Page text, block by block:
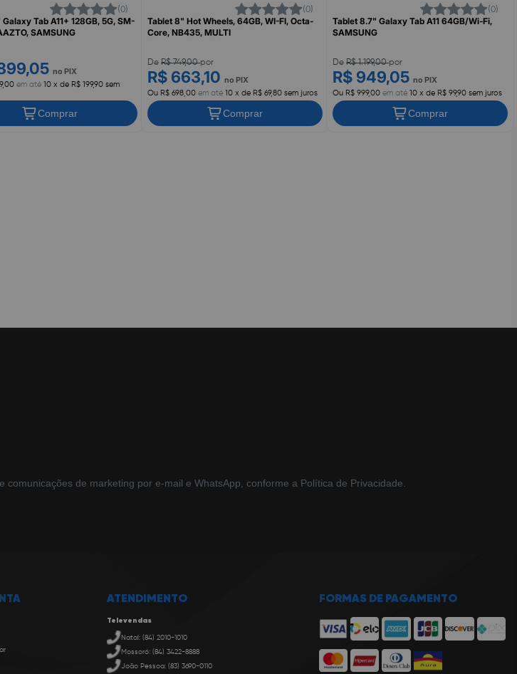
(0)
Galaxy Tab A11+ 128GB, 5G, SM-
SAMSUNG
no PIX
em até 10 x de R$ 199,90 sem
Comprar
(0)
Tablet 8" Hot Wheels, 64GB, WI-FI, Octa-
Core, NB435, MULTI
De R$ 749,00por
R$ 663,10 no PIX
Ou R$ 698,00 em até 10 x de R$ 69,80 sem juros
Comprar
(0)
Tablet 8.7" Galaxy Tab A11 64GB/Wi-Fi,
SAMSUNG
De R$ 1.199,00por
R$ 949,05 no PIX
Ou R$ 999,00 em até 10 x de R$ 99,90 sem juros
Comprar
comunicações de marketing por e-mail e WhatsApp, conforme a Política de Privacidade.
ATENDIMENTO
Televendas
Natal: (84) 2010-1010
Mossoró: (84) 3422-8888
João Pessoa: (83) 3690-0110
FORMAS DE PAGAMENTO